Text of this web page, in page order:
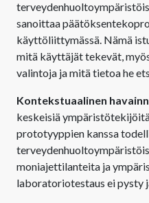
sanoittaa
käyttöliittymässä. Nämä
mitä käyttäjät tekevät,
valintoja ja mitä tietoa he
Kontekstuaalinen
keskeisiä
prototyyppien kanssa
moniajettilanteita ja
laboratoriotestaus ei pysty